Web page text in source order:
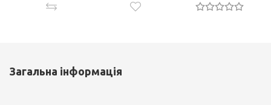
Загальна інформація